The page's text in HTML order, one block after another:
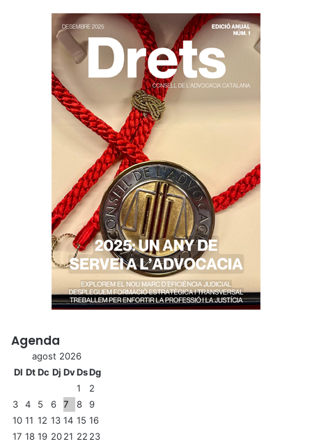
Agenda
agost 2026
Dl DtDc Dj DvDsDg
1
2
3
4 5 6 7 8
9
10 11 12 13 14 15 16
17 18 19 2021 22 23